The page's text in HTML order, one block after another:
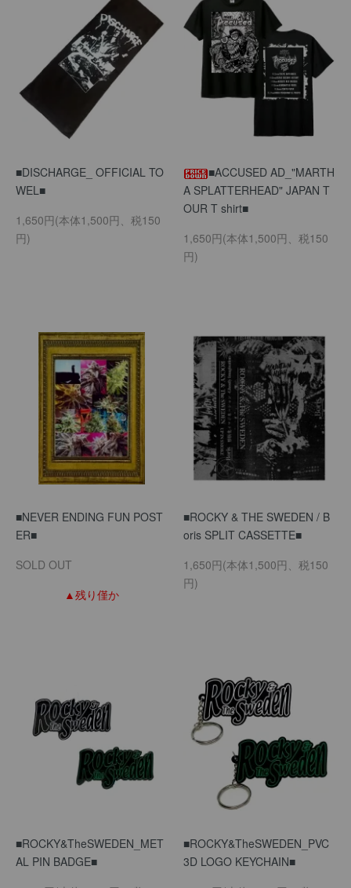
■DISCHARGE_ OFFICIAL TO
WEL■
1,650円(本体1,500円、税150
円)
■ACCUSED AD_"MARTH
A SPLATTERHEAD" JAPAN T
OUR T shirt■
1,650円(本体1,500円、税150
円)
■NEVER ENDING FUN POST
ER■
SOLD OUT
▲残り僅か
■ROCKY & THE SWEDEN / B
oris SPLIT CASSETTE■
1,650円(本体1,500円、税150
円)
■ROCKY&TheSWEDEN_MET
AL PIN BADGE■
■ROCKY&TheSWEDEN_PVC
3D LOGO KEYCHAIN■